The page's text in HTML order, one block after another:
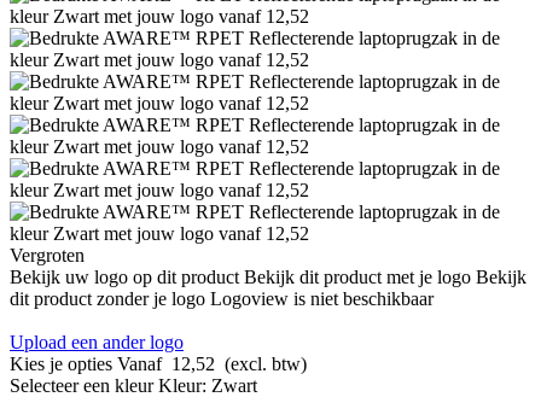
Vergroten
Bekijk uw logo op dit product Bekijk dit product met je logo Bekijk
dit product zonder je logo Logoview is niet beschikbaar
Upload een ander logo
Kies je opties Vanaf 12,52 (excl. btw)
Selecteer een kleur Kleur: Zwart